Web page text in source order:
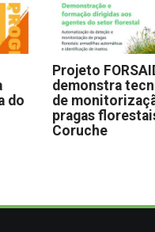
do
Projeto
demonstra
de
pragas
Coruche